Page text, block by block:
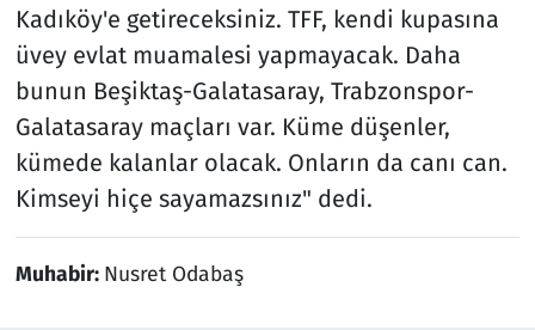
Kadıköy'e getireceksiniz. TFF, kendi kupasına
üvey evlat muamalesi yapmayacak. Daha
bunun Beşiktaş-Galatasaray, Trabzonspor-
Galatasaray maçları var. Küme düşenler,
kümede kalanlar olacak. Onların da canı can.
Kimseyi hiçe sayamazsınız" dedi.
Muhabir: Nusret Odabaş